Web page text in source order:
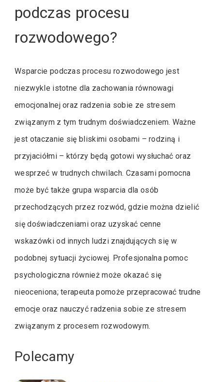
podczas procesu
rozwodowego?
Wsparcie podczas procesu rozwodowego jest
niezwykle istotne dla zachowania równowagi
emocjonalnej oraz radzenia sobie ze stresem
związanym z tym trudnym doświadczeniem. Ważne
jest otaczanie się bliskimi osobami – rodziną i
przyjaciółmi – którzy będą gotowi wysłuchać oraz
wesprzeć w trudnych chwilach. Czasami pomocna
może być także grupa wsparcia dla osób
przechodzących przez rozwód, gdzie można dzielić
się doświadczeniami oraz uzyskać cenne
wskazówki od innych ludzi znajdujących się w
podobnej sytuacji życiowej. Profesjonalna pomoc
psychologiczna również może okazać się
nieoceniona; terapeuta pomoże przepracować trudne
emocje oraz nauczyć radzenia sobie ze stresem
związanym z procesem rozwodowym.
Polecamy